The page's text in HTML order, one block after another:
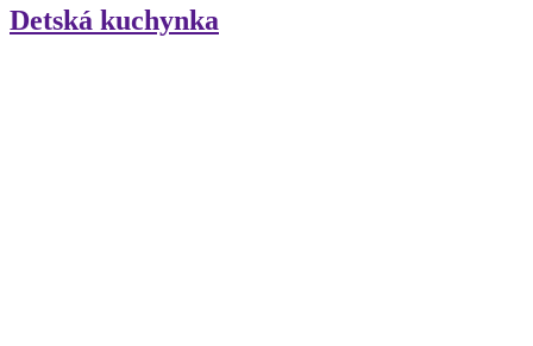
Detská kuchynka